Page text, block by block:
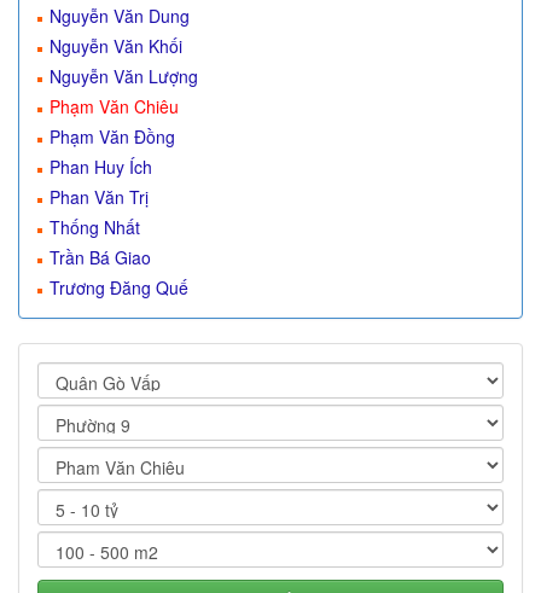
Nguyễn Văn Dung
Nguyễn Văn Khối
Nguyễn Văn Lượng
Phạm Văn Chiêu
Phạm Văn Đồng
Phan Huy Ích
Phan Văn Trị
Thống Nhất
Trần Bá Giao
Trương Đăng Quế